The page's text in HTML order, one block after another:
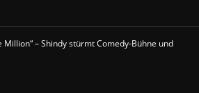
Million“ – Shindy stürmt Comedy-Bühne und